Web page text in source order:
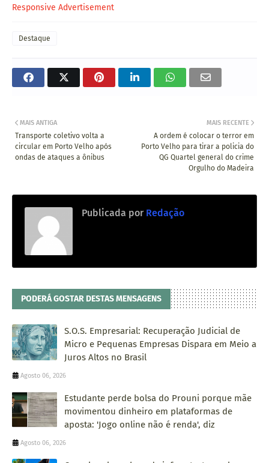
Responsive Advertisement
Destaque
MAIS RECENTE
A ordem é colocar o terror em
Porto Velho para tirar a policia do
QG Quartel general do crime
Orgulho do Madeira
MAIS ANTIGA
Transporte coletivo volta a
circular em Porto Velho após
ondas de ataques a ônibus
Publicada por Redação
PODERÁ GOSTAR DESTAS MENSAGENS
S.O.S. Empresarial: Recuperação Judicial de
Micro e Pequenas Empresas Dispara em Meio a
Juros Altos no Brasil
Agosto 06, 2026
Estudante perde bolsa do Prouni porque mãe
movimentou dinheiro em plataformas de
aposta: 'Jogo online não é renda', diz
Agosto 06, 2026